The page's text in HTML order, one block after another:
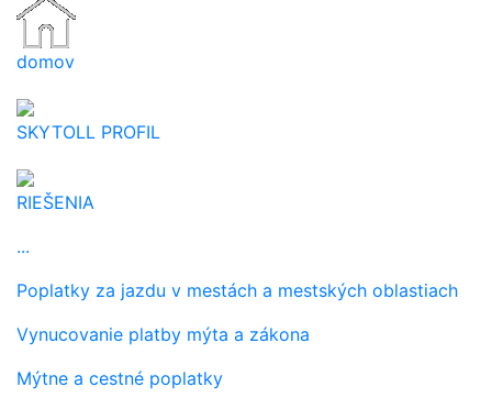
domov
SKYTOLL PROFIL
RIEŠENIA
...
Poplatky za jazdu v mestách a mestských oblastiach
Vynucovanie platby mýta a zákona
Mýtne a cestné poplatky